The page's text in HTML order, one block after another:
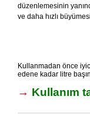
düzenlemesinin
ve daha hızlı
Kullanmadan önce
edene kadar litre
→ Kullanım